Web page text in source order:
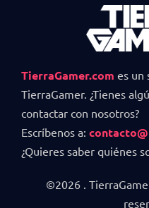
TierraGamer.com es un
TierraGamer. ¿Tienes
contactar con nosotros?
Escríbenos a:
¿Quieres saber quiénes
©2026 .